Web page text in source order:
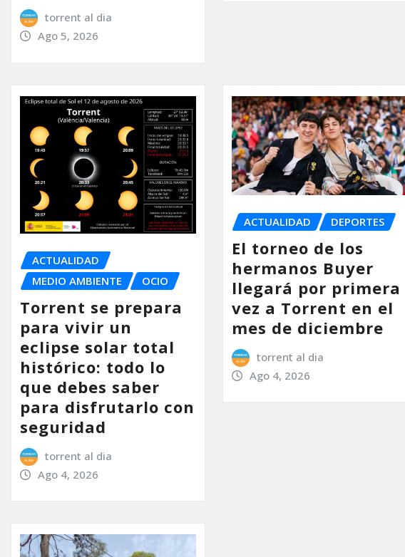
torrent al dia
Ago 5, 2026
ACTUALIDAD
MEDIO AMBIENTE
OCIO
Torrent se prepara
para vivir un
eclipse solar total
histórico: todo lo
que debes saber
para disfrutarlo con
seguridad
torrent al dia
Ago 4, 2026
ACTUALIDAD DEPORTES
El torneo de los
hermanos Buyer
llegará por primera
vez a Torrent en el
mes de diciembre
torrent al dia
Ago 4, 2026